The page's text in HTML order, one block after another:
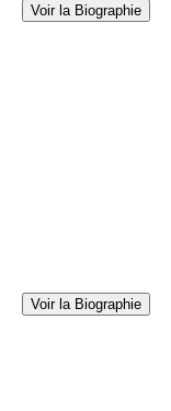
Voir la Biographie
Voir la Biographie